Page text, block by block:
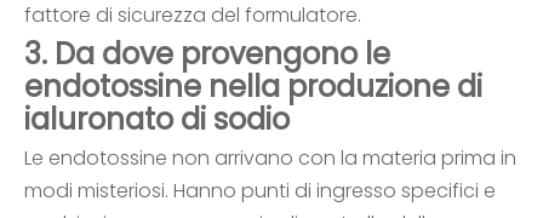
fattore di sicurezza del formulatore.
3. Da dove provengono le
endotossine nella produzione di
ialuronato di sodio
Le endotossine non arrivano con la materia prima in
modi misteriosi. Hanno punti di ingresso specifici e